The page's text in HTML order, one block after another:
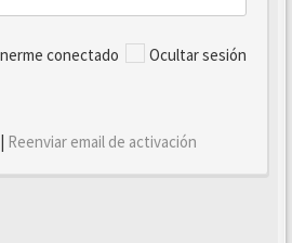
conectado Ocultar sesión
| Reenviar email de activación